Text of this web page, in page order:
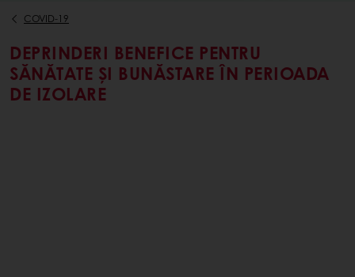
COVID-19
DEPRINDERI BENEFICE PENTRU
SĂNĂTATE ȘI BUNĂSTARE ÎN PERIOADA
DE IZOLARE